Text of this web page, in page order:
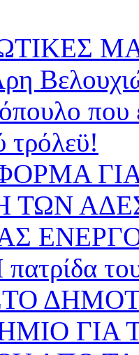
που
τρόλεϋ!
ΤΩΝ
πατρίδα
ΓΙΑ